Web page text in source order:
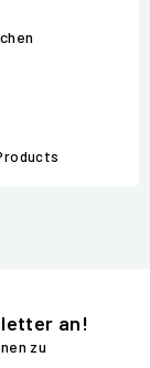
an!
zu